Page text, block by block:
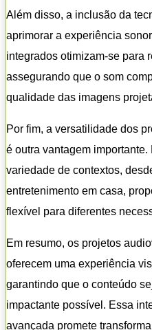
Além disso, a inclusão da
aprimorar a experiência
integrados otimizam-se para
assegurando que o som
qualidade das imagens
Por fim, a versatilidade dos
é outra vantagem
variedade de contextos,
entretenimento em casa,
flexível para diferentes
Em resumo, os projetos
oferecem uma experiência
garantindo que o conteúdo
impactante possível. Essa
avançada promete